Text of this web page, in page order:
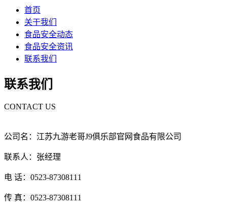
首页
关于我们
食品安全动态
食品安全资讯
联系我们
联系我们
CONTACT US
公司名：江苏九游老哥J9俱乐部官网食品有限公司
联系人：张经理
电 话：0523-87308111
传 真：0523-87308111